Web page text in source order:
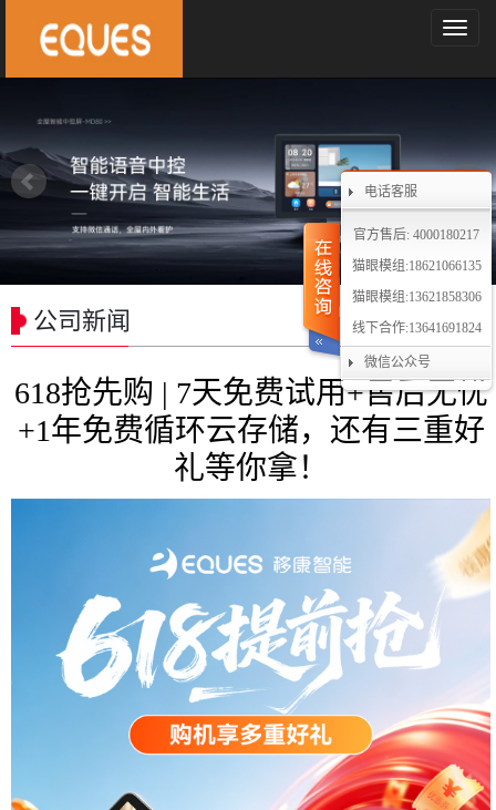
电话客服
官方售后: 4000180217
猫眼模组:18621066135
猫眼模组:13621858306
线下合作:13641691824
微信公众号
导
菜
公司新闻
618抢先购 | 7天免费试用+售后无忧
+1年免费循环云存储，还有三重好
礼等你拿！